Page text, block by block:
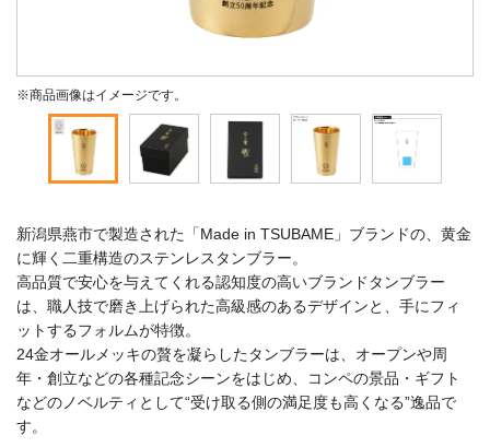
※商品画像はイメージです。
新潟県燕市で製造された「Made in TSUBAME」ブランドの、黄金
に輝く二重構造のステンレスタンブラー。
高品質で安心を与えてくれる認知度の高いブランドタンブラー
は、職人技で磨き上げられた高級感のあるデザインと、手にフィ
ットするフォルムが特徴。
24金オールメッキの贅を凝らしたタンブラーは、オープンや周
年・創立などの各種記念シーンをはじめ、コンペの景品・ギフト
などのノベルティとして“受け取る側の満足度も高くなる”逸品で
す。